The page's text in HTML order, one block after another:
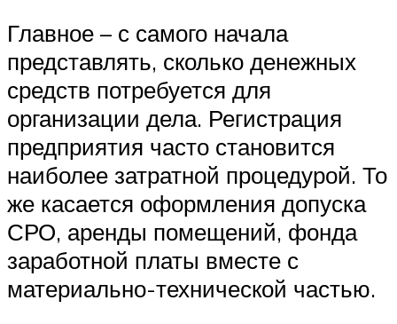
Главное – с самого начала
представлять, сколько денежных
средств потребуется для
организации дела. Регистрация
предприятия часто становится
наиболее затратной процедурой. То
же касается оформления допуска
СРО, аренды помещений, фонда
заработной платы вместе с
материально-технической частью.